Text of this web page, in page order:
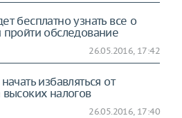
бесплатно узнать все о
обследование
26.05.2016, 17:42
избавляться от
налогов
26.05.2016, 17:40